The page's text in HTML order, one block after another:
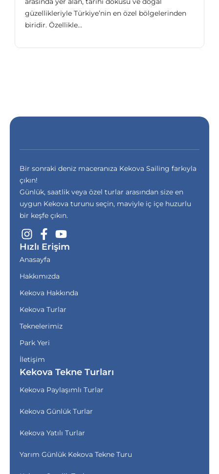
güzellikleriyle Türkiye’nin en özel bölgelerinden
biridir. Özellikle…
Bir sonraki deniz maceranıza Kekova Sailing farkıyla
çıkın!
Günlük, saatlik veya özel turlar arasından size en
uygun Kekova turunu seçin, maviyle iç içe huzurlu
bir keşfe çıkın.
Hızlı Erişim
Anasayfa
Hakkımızda
Kekova Hakkında
Kekova Turlar
Teknelerimiz
Park Yeri
İletişim
Kekova Tekne Turları
Kekova Paylaşımlı Turlar
Kekova Günlük Turlar
Kekova Yatılı Turlar
Yarım Günlük Kekova Tekne Turu